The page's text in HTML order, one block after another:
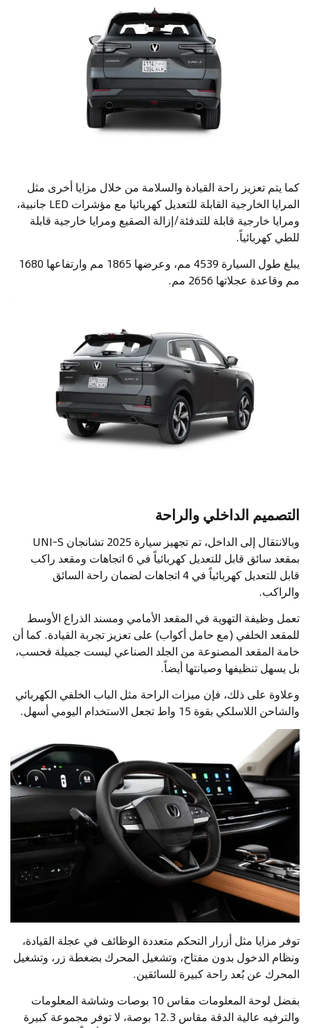
كما يتم تعزيز راحة القيادة والسلامة من خلال مزايا أخرى مثل
المرايا الخارجية القابلة للتعديل كهربائيا مع مؤشرات LED جانبية،
ومرايا خارجية قابلة للتدفئة/إزالة الصقيع ومرايا خارجية قابلة
للطي كهربائياً.
يبلغ طول السيارة 4539 مم، وعرضها 1865 مم وارتفاعها 1680
مم وقاعدة عجلاتها 2656 مم.
التصميم الداخلي والراحة
وبالانتقال إلى الداخل، تم تجهيز سيارة 2025 تشانجان UNI-S
بمقعد سائق قابل للتعديل كهربائياً في 6 اتجاهات ومقعد راكب
قابل للتعديل كهربائياً في 4 اتجاهات لضمان راحة السائق
والراكب.
تعمل وظيفة التهوية في المقعد الأمامي ومسند الذراع الأوسط
للمقعد الخلفي (مع حامل أكواب) على تعزيز تجربة القيادة. كما أن
خامة المقعد المصنوعة من الجلد الصناعي ليست جميلة فحسب،
بل يسهل تنظيفها وصيانتها أيضاً.
وعلاوة على ذلك، فإن ميزات الراحة مثل الباب الخلفي الكهربائي
والشاحن اللاسلكي بقوة 15 واط تجعل الاستخدام اليومي أسهل.
توفر مزايا مثل أزرار التحكم متعددة الوظائف في عجلة القيادة،
ونظام الدخول بدون مفتاح، وتشغيل المحرك بضغطة زر، وتشغيل
المحرك عن بُعد راحة كبيرة للسائقين.
بفضل لوحة المعلومات مقاس 10 بوصات وشاشة المعلومات
والترفيه عالية الدقة مقاس 12.3 بوصة، لا توفر مجموعة كبيرة